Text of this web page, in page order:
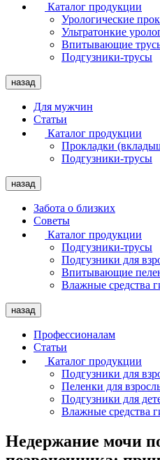
Каталог продукции
Урологические
Ультратонкие
Впитывающие
Подгузники-трусы
назад
Для мужчин
Статьи
Каталог продукции
Прокладки
Подгузники-трусы
назад
Забота о близких
Советы
Каталог продукции
Подгузники-трусы
Подгузники для
Впитывающие
Влажные средства
назад
Профессионалам
Статьи
Каталог продукции
Подгузники для
Пеленки для
Подгузники для
Влажные средства
Недержание мочи